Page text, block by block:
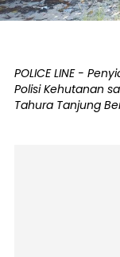
POLICE LINE -
Polisi Kehutanan
Tahura Tanjung